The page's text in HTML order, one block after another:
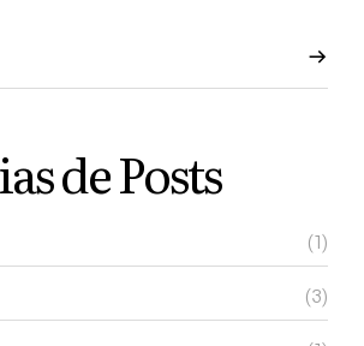
de Posts
(1)
(3)